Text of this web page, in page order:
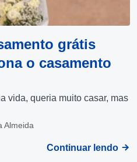
grátis
o casamento
vida, queria muito casar, mas
Almeida
Continuar lendo